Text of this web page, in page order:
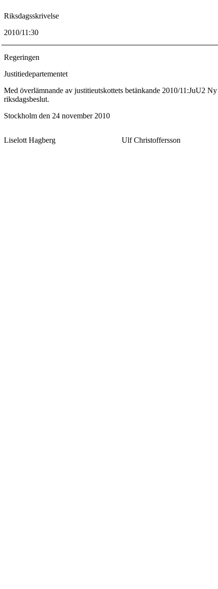
Riksdagsskrivelse
2010/11:30
Regeringen
Justitiedepartementet
Med överlämnande av justitieutskottets betänkande 2010/11:JuU2
riksdagsbeslut.
Stockholm den 24 november 2010
Liselott Hagberg Ulf Christoffersson